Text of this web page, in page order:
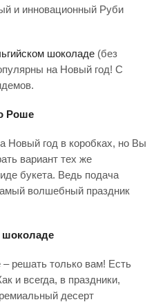
и инновационный Руби
шоколаде (без
на Новый год! С
Роше
Новый год в коробках, но Вы
вариант тех же
букета. Ведь подача
волшебный праздник
шоколаде
– решать только вам! Есть
и всегда, в праздники,
десерт